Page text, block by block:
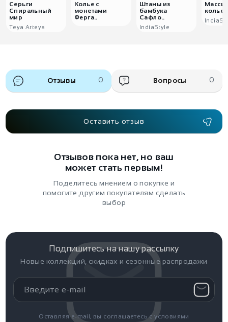
Серьги
Спиральный
мир
Teya Arteya
Колье с
монетами
Ферга..
Штаны из
бамбука
Сафло..
IndiaStyle
колье
Отзывы 0 Вопросы 0
Оставить отзыв
Отзывов пока нет, но ваш
может стать первым!
Поделитесь мнением о покупке и
помогите другим покупателям сделать
выбор
Подпишитесь на нашу рассылку
Новые коллекций, скидках и сезонные распродажи
Оставляя e-mail, вы соглашаетесь с условиями